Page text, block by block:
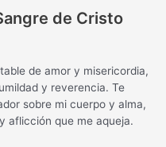
de Cristo
de amor y misericordia,
y reverencia. Te
sobre mi cuerpo y alma,
aflicción que me aqueja.